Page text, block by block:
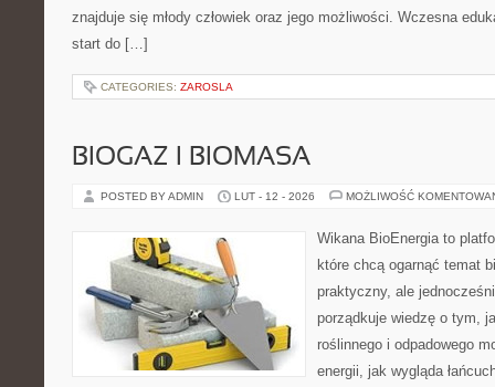
znajduje się młody człowiek oraz jego możliwości. Wczesna
start do […]
CATEGORIES: ZAROSLA
BIOGAZ I BIOMASA
POSTED BY ADMIN LUT - 12 - 2026 MOŻLIWOŚĆ
Wikana BioEnergia to
które chcą ogarnąć temat
praktyczny, ale
porządkuje wiedzę o tym,
roślinnego i odpadowego
energii, jak wygląda